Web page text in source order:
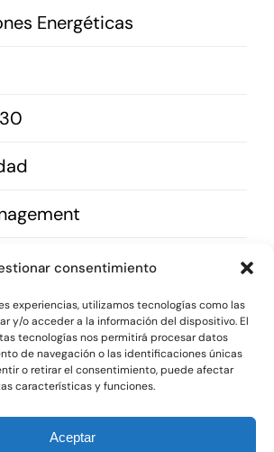
consentimiento
experiencias, utilizamos tecnologías como las
y/o acceder a la información del dispositivo. El
tecnologías nos permitirá procesar datos
de navegación o las identificaciones únicas
o retirar el consentimiento, puede afectar
características y funciones.
Aceptar
Energéticas
Group Ingeniería • Powered by
Conastec